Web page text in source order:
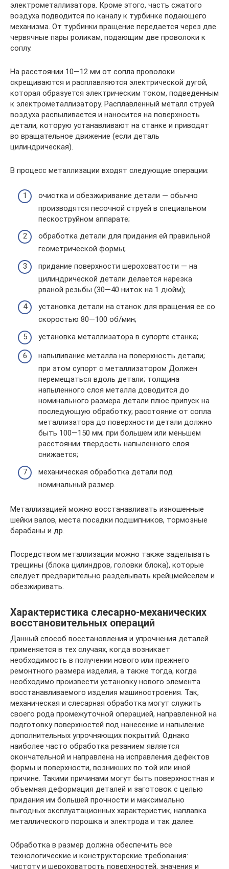
электрометаллизатора. Кроме этого, часть сжатого
воздуха подводится по каналу к турбинке подающего
механизма. От турбинки вращение передается через две
червячные пары роликам, подающим две проволоки к
соплу.
На расстоянии 10—12 мм от сопла проволоки
скрещиваются и расплавляются электрической дугой,
которая образуется электрическим током, подведенным
к электрометаллизатору. Расплавленный металл струей
воздуха распыливается и наносится на поверхность
детали, которую устанавливают на станке и приводят
во вращательное движение (если деталь
цилиндрическая).
В процесс металлизации входят следующие операции:
очистка и обезжиривание детали — обычно
производятся песочной струей в специальном
пескоструйном аппарате;
обработка детали для придания ей правильной
геометрической формы;
придание поверхности шероховатости — на
цилиндрической детали делается нарезка
рваной резьбы (30—40 ниток на 1 дюйм);
установка детали на станок для вращения ее со
скоростью 80—100 об/мин;
установка металлизатора в супорте станка;
напыливание металла на поверхность детали;
при этом супорт с металлизатором Должен
перемещаться вдоль детали; толщина
напыленного слоя металла доводится до
номинального размера детали плюс припуск на
последующую обработку; расстояние от сопла
металлизатора до поверхности детали должно
быть 100—150 мм; при большем или меньшем
расстоянии твердость напыленного слоя
снижается;
механическая обработка детали под
номинальный размер.
Металлизацией можно восстанавливать изношенные
шейки валов, места посадки подшипников, тормозные
барабаны и др.
Посредством металлизации можно также заделывать
трещины (блока цилиндров, головки блока), которые
следует предварительно разделывать крейцмейселем и
обезжиривать.
Характеристика слесарно-механических
восстановительных операций
Данный способ восстановления и упрочнения деталей
применяется в тех случаях, когда возникает
необходимость в получении нового или прежнего
ремонтного размера изделия, а также тогда, когда
необходимо произвести установку нового элемента
восстанавливаемого изделия машиностроения. Так,
механическая и слесарная обработка могут служить
своего рода промежуточной операцией, направленной на
подготовку поверхностей под нанесение и напыление
дополнительных упрочняющих покрытий. Однако
наиболее часто обработка резанием является
окончательной и направлена на исправления дефектов
формы и поверхности, возникших по той или иной
причине. Такими причинами могут быть поверхностная и
объемная деформация деталей и заготовок с целью
придания им большей прочности и максимально
выгодных эксплуатационных характеристик, наплавка
металлического порошка и электрода и так далее.
Обработка в размер должна обеспечить все
технологические и конструкторские требования:
чистоту и шероховатость поверхностей, значения и